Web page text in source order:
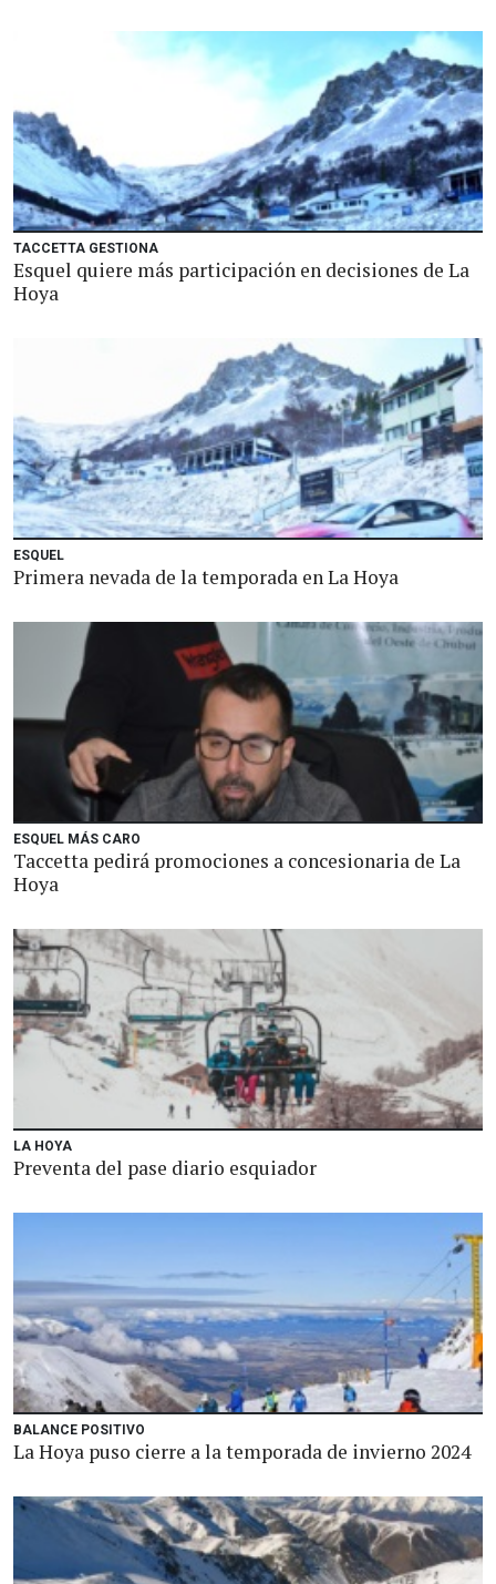
TACCETTA GESTIONA
Esquel quiere más participación en decisiones de La
Hoya
ESQUEL
Primera nevada de la temporada en La Hoya
ESQUEL MÁS CARO
Taccetta pedirá promociones a concesionaria de La
Hoya
LA HOYA
Preventa del pase diario esquiador
BALANCE POSITIVO
La Hoya puso cierre a la temporada de invierno 2024